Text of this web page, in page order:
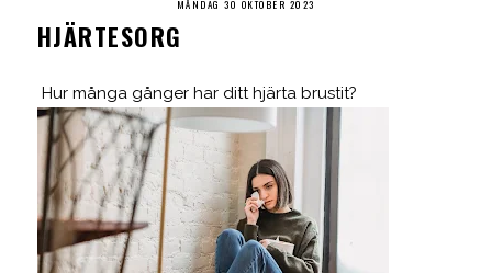
MÅNDAG 30 OKTOBER 2023
HJÄRTESORG
Hur många gånger har ditt hjärta brustit?